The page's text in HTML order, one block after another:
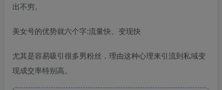
出不穷。
美女号的优势就六个字:流量快、变现快
尤其是容易吸引很多男粉丝，理由这种心理来引流到私域变
现成交率特别高。